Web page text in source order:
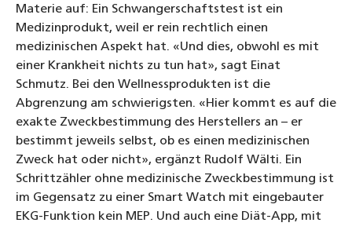
Materie auf: Ein Schwangerschaftstest ist ein
Medizinprodukt, weil er rein rechtlich einen
medizinischen Aspekt hat. «Und dies, obwohl es mit
einer Krankheit nichts zu tun hat», sagt Einat
Schmutz. Bei den Wellnessprodukten ist die
Abgrenzung am schwierigsten. «Hier kommt es auf die
exakte Zweckbestimmung des Herstellers an – er
bestimmt jeweils selbst, ob es einen medizinischen
Zweck hat oder nicht», ergänzt Rudolf Wälti. Ein
Schrittzähler ohne medizinische Zweckbestimmung ist
im Gegensatz zu einer Smart Watch mit eingebauter
EKG-Funktion kein MEP. Und auch eine Diät-App, mit